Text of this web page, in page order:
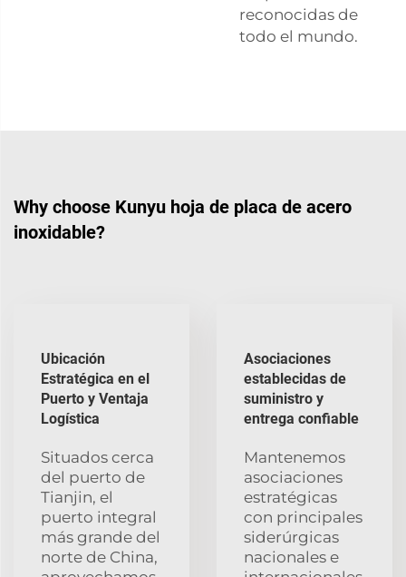
reconocidas de
todo el mundo.
Why choose Kunyu hoja de placa de acero
inoxidable?
Ubicación
Estratégica en el
Puerto y Ventaja
Logística
Situados cerca
del puerto de
Tianjin, el
puerto integral
más grande del
norte de China,
Asociaciones
establecidas de
suministro y
entrega confiable
Mantenemos
asociaciones
estratégicas
con principales
siderúrgicas
nacionales e